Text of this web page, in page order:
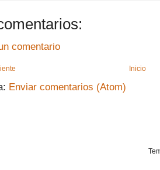
comentario
Inicio
Enviar comentarios (Atom)